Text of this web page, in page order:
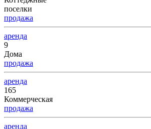
поселки
продажа
аренда
9
Дома
продажа
аренда
165
Коммерческая
продажа
аренда